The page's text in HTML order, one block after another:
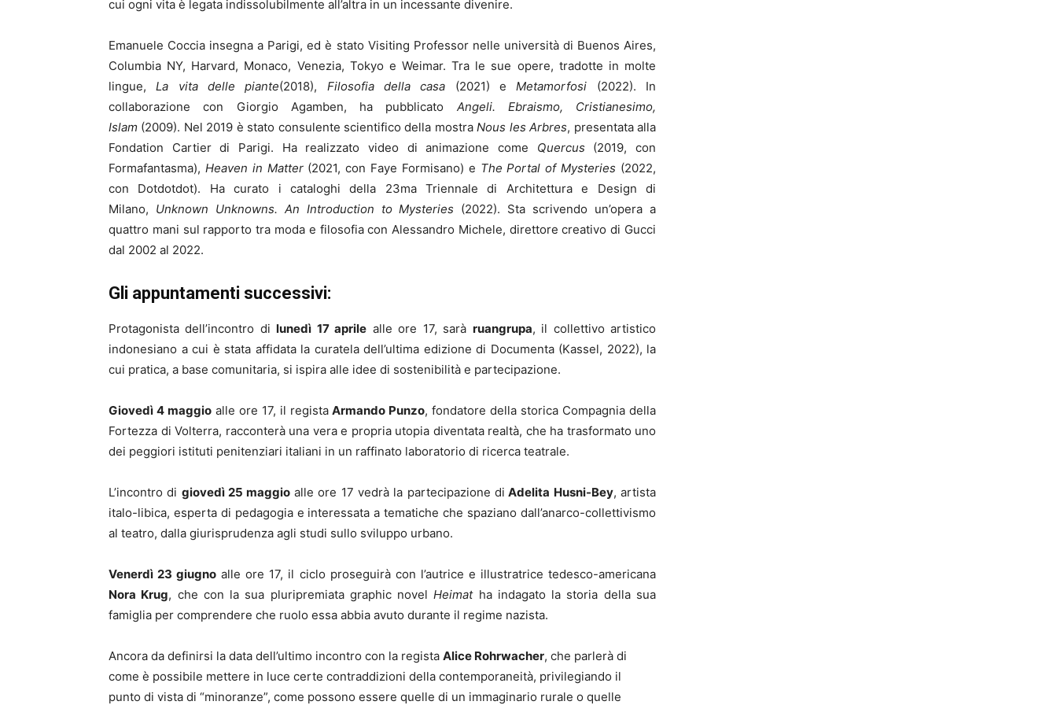
cui ogni vita è legata indissolubilmente all’altra in un incessante divenire.
Emanuele Coccia insegna a Parigi, ed è stato Visiting Professor nelle università di Buenos Aires,
Columbia NY, Harvard, Monaco, Venezia, Tokyo e Weimar. Tra le sue opere, tradotte in molte
lingue,La vita delle piante(2018), Filosofia della casa (2021) eMetamorfosi (2022). In
collaborazione con Giorgio Agamben, ha pubblicato Angeli. Ebraismo, Cristianesimo,
Islam (2009). Nel 2019 è stato consulente scientifico della mostraNous les Arbres, presentata alla
Fondation Cartier di Parigi. Ha realizzato video di animazione come Quercus (2019, con
Formafantasma), Heaven in Matter(2021, con Faye Formisano) e The Portal of Mysteries (2022,
con Dotdotdot). Ha curato i cataloghi della 23ma Triennale di Architettura e Design di
Milano, Unknown Unknowns. An Introduction to Mysteries (2022). Sta scrivendo un’opera a
quattro mani sul rapporto tra moda e filosofia con Alessandro Michele, direttore creativo di Gucci
dal 2002 al 2022.
Gli appuntamenti successivi:
Protagonista dell’incontro dilunedì 17 aprile alle ore 17, sarà ruangrupa, il collettivo artistico
indonesiano a cui è stata affidata la curatela dell’ultima edizione di Documenta (Kassel, 2022), la
cui pratica, a base comunitaria, si ispira alle idee di sostenibilità e partecipazione.
Giovedì 4 maggioalle ore 17, il registaArmando Punzo, fondatore della storica Compagnia della
Fortezza di Volterra, racconterà una vera e propria utopia diventata realtà, che ha trasformato uno
dei peggiori istituti penitenziari italiani in un raffinato laboratorio di ricerca teatrale.
L’incontro di giovedì 25 maggio alle ore 17 vedrà la partecipazione di Adelita Husni-Bey, artista
italo-libica, esperta di pedagogia e interessata a tematiche che spaziano dall’anarco-collettivismo
al teatro, dalla giurisprudenza agli studi sullo sviluppo urbano.
Venerdì 23 giugno alle ore 17, il ciclo proseguirà con l’autrice e illustratrice tedesco-americana
Nora Krug, che con la sua pluripremiata graphic novelHeimatha indagato la storia della sua
famiglia per comprendere che ruolo essa abbia avuto durante il regime nazista.
Ancora da definirsi la data dell’ultimo incontro con la regista Alice Rohrwacher, che parlerà di
come è possibile mettere in luce certe contraddizioni della contemporaneità, privilegiando il
punto di vista di “minoranze”, come possono essere quelle di un immaginario rurale o quelle